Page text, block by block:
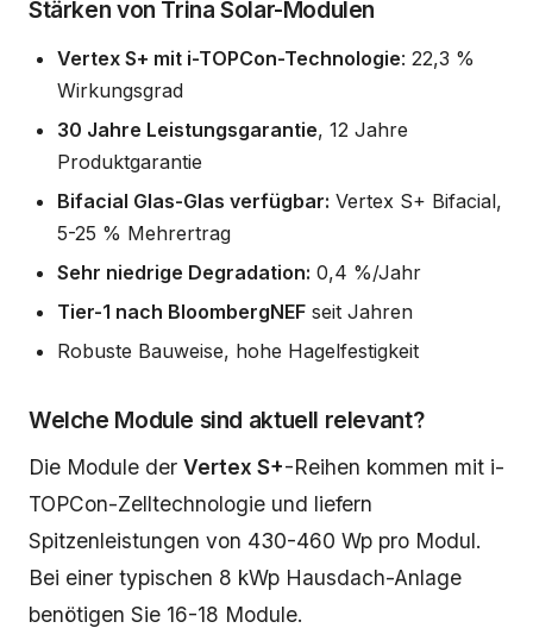
Stärken von Trina Solar-Modulen
Vertex S+ mit i-TOPCon-Technologie: 22,3 %
Wirkungsgrad
30 Jahre Leistungsgarantie, 12 Jahre
Produktgarantie
Bifacial Glas-Glas verfügbar: Vertex S+ Bifacial,
5-25 % Mehrertrag
Sehr niedrige Degradation: 0,4 %/Jahr
Tier-1 nach BloombergNEF seit Jahren
Robuste Bauweise, hohe Hagelfestigkeit
Welche Module sind aktuell relevant?
Die Module der Vertex S+-Reihen kommen mit i-
TOPCon-Zelltechnologie und liefern
Spitzenleistungen von 430-460 Wp pro Modul.
Bei einer typischen 8 kWp Hausdach-Anlage
benötigen Sie 16-18 Module.